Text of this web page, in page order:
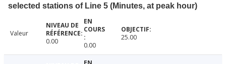
selected stations of Line 5 (Minutes, at peak hour)
Valeur
0.00
0.00
25.00